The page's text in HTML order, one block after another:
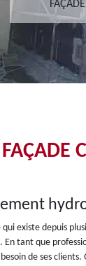
existe depuis
En tant que
de ses